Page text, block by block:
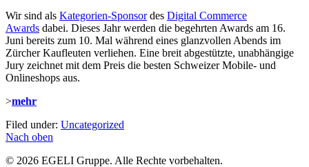
Wir sind als Kategorien-Sponsordes Digital Commerce
Awards dabei. Dieses Jahr werden die begehrten Awards am 16.
Juni bereits zum 10. Mal während eines glanzvollen Abends im
Zürcher Kaufleuten verliehen. Eine breit abgestützte, unabhängige
Jury zeichnet mit dem Preis die besten Schweizer Mobile- und
Onlineshops aus.
>mehr
Filed under: Uncategorized
Nach oben
© 2026 EGELI Gruppe. Alle Rechte vorbehalten.